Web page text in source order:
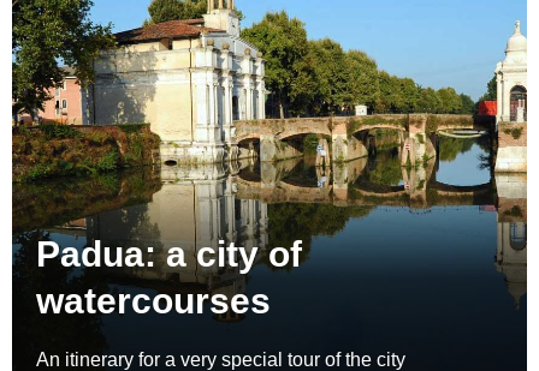
Padua: a city of
watercourses
An itinerary for a very special tour of the city